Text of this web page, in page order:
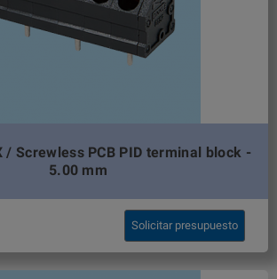
/ Screwless PCB PID terminal block -
5.00 mm
Solicitar presupuesto